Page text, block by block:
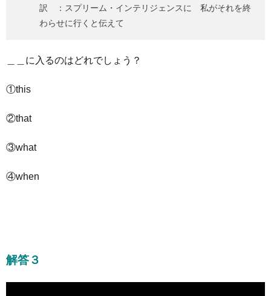
訳 ：スプリーム・インテリジェンスに 私がそれを終
わらせに行くと伝えて
＿＿に入るのはどれでしょう？
①this
②that
③what
④when
解答３